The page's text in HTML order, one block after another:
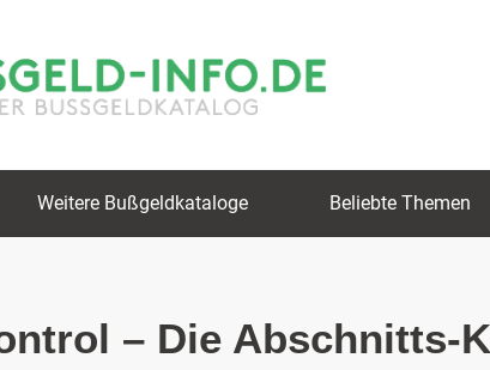
Weitere Bußgeldkataloge Beliebte Themen
– Die Abschnitts-